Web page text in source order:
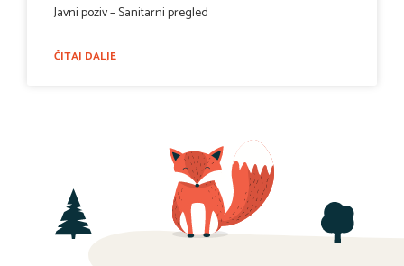
Javni poziv – Sanitarni pregled
ČITAJ DALJE